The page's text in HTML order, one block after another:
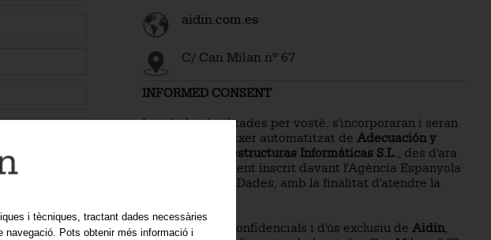
aidin.com.es
C/ Can Milan nº 67
INFORMED CONSENT
Les dades facilitades per vostè, s'incorporaran i seran
tractats en un fitxer automatitzat de Adecuación y
Diseño de Infraestructuras Informáticas S.L., des d'ara
, degudament inscrit davant l'Agència Espanyola
de Protecció de Dades, amb la finalitat d'atendre la
Les dades són confidencials i d'ús exclusiu de Aidin,
i tècniques, tractant dades necessàries
navegació. Pots obtenir més informació i